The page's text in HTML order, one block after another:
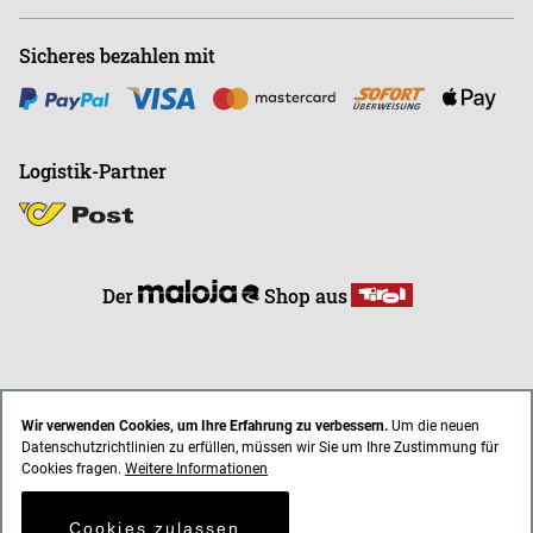
Wir verwenden Cookies, um Ihre Erfahrung zu verbessern. Um die neuen
Datenschutzrichtlinien zu erfüllen, müssen wir Sie um Ihre Zustimmung für
Cookies fragen. Weitere Informationen
Cookies zulassen
Sicheres bezahlen mit
Logistik-Partner
Der Shop aus
AGB Impressum Datenschutz
* Alle Preise inkl. gesetzl. Mehrwertsteuer zzgl. Versandkosten